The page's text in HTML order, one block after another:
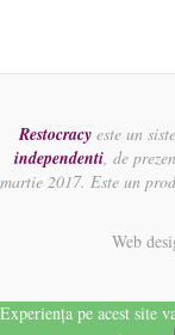
Restocracy este un
independenti, de
martie 2017. Este un
Web
Experiența pe acest site